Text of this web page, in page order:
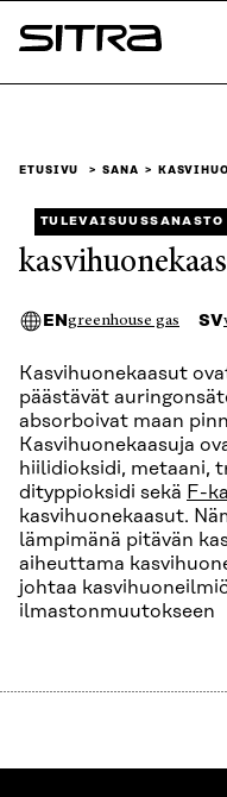
Siirry
suoraan
Sitra
ETUSIVU SANA
TULEVAISUUSSANASTO
EN greenhouse gas SV
Kasvihuonekaasut
päästävät
absorboivat maan
Kasvihuonekaasuja
hiilidioksidi, metaani,
dityppioksidi sekä F-
kasvihuonekaasut.
lämpimänä pitävän
aiheuttama
johtaa
ilmastonmuutokseen